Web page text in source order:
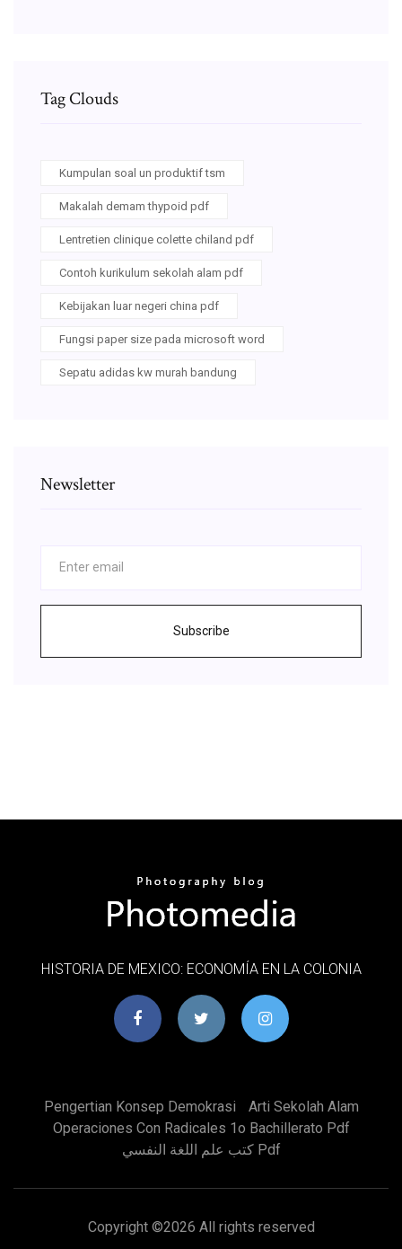
Tag Clouds
Kumpulan soal un produktif tsm
Makalah demam thypoid pdf
Lentretien clinique colette chiland pdf
Contoh kurikulum sekolah alam pdf
Kebijakan luar negeri china pdf
Fungsi paper size pada microsoft word
Sepatu adidas kw murah bandung
Newsletter
Subscribe
HISTORIA DE MEXICO: ECONOMÍA EN LA COLONIA
Pengertian Konsep Demokrasi
Arti Sekolah Alam
Operaciones Con Radicales 1o Bachillerato Pdf
كتب علم اللغة النفسي Pdf
Copyright ©2026 All rights reserved